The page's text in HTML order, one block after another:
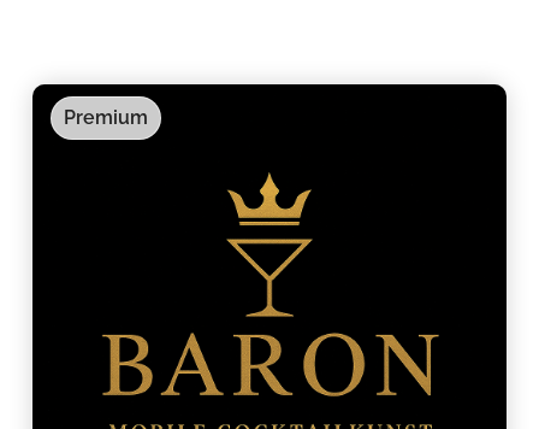
Premium